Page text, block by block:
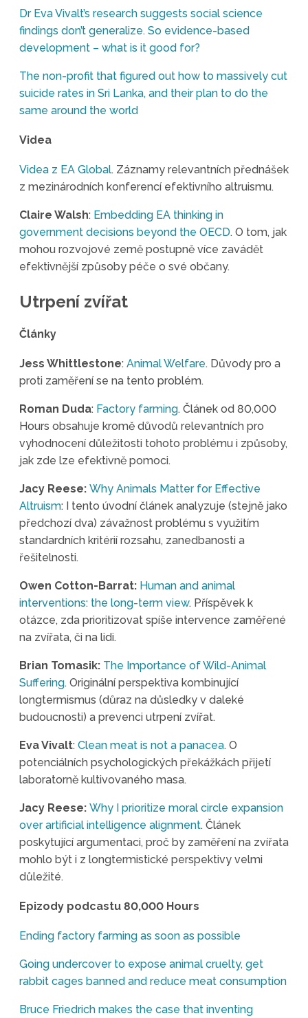
Dr Eva Vivalt’s research suggests social science
findings don’t generalize. So evidence-based
development – what is it good for?
The non-profit that figured out how to massively cut
suicide rates in Sri Lanka, and their plan to do the
same around the world
Videa
Videa z EA Global. Záznamy relevantních přednášek
z mezinárodních konferencí efektivního altruismu.
Claire Walsh: Embedding EA thinking in
government decisions beyond the OECD. O tom, jak
mohou rozvojové země postupně více zavádět
efektivnější způsoby péče o své občany.
Utrpení zvířat
Články
Jess Whittlestone: Animal Welfare. Důvody pro a
proti zaměření se na tento problém.
Roman Duda: Factory farming. Článek od 80,000
Hours obsahuje kromě důvodů relevantních pro
vyhodnocení důležitosti tohoto problému i způsoby,
jak zde lze efektivně pomoci.
Jacy Reese: Why Animals Matter for Effective
Altruism: I tento úvodní článek analyzuje (stejně jako
předchozí dva) závažnost problému s využitím
standardních kritérií rozsahu, zanedbanosti a
řešitelnosti.
Owen Cotton-Barrat: Human and animal
interventions: the long-term view. Příspěvek k
otázce, zda prioritizovat spíše intervence zaměřené
na zvířata, či na lidi.
Brian Tomasik: The Importance of Wild-Animal
Suffering. Originální perspektiva kombinující
longtermismus (důraz na důsledky v daleké
budoucnosti) a prevenci utrpení zvířat.
Eva Vivalt: Clean meat is not a panacea. O
potenciálních psychologických překážkách přijetí
laboratorně kultivovaného masa.
Jacy Reese: Why I prioritize moral circle expansion
over artificial intelligence alignment. Článek
poskytující argumentaci, proč by zaměření na zvířata
mohlo být i z longtermistické perspektivy velmi
důležité.
Epizody podcastu 80,000 Hours
Ending factory farming as soon as possible
Going undercover to expose animal cruelty, get
rabbit cages banned and reduce meat consumption
Bruce Friedrich makes the case that inventing